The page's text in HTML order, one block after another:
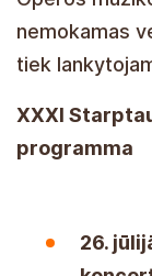
nemokamas
tiek
XXXI
programa
Liepos